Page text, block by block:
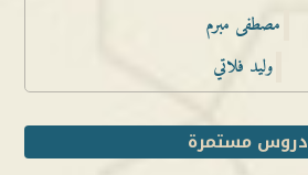
مصطفى مبرم
وليد فلاتي
دروس مستمرة